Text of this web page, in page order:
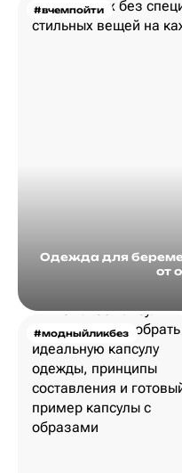
#вчемпойти
Одежда для
от
#модныйликбез